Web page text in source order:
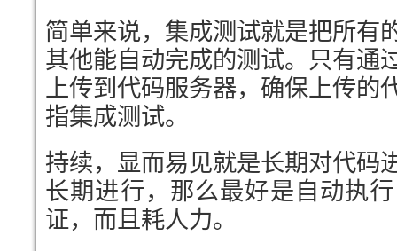
简单来说，集成测试就是把所有
其他能自动完成的测试。只有通
上传到代码服务器，确保上传的
指集成测试。
持续，显而易见就是长期对代码
长期进行，那么最好是自动执
证，而且耗人力。